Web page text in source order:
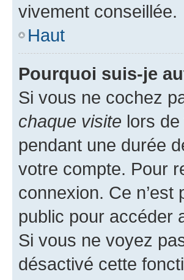
vivement conseillée.
Haut
Pourquoi suis-je
Si vous ne cochez
chaque visite lors
pendant une durée
votre compte. Pour
connexion. Ce
public pour accéder
Si vous ne voyez
désactivé cette